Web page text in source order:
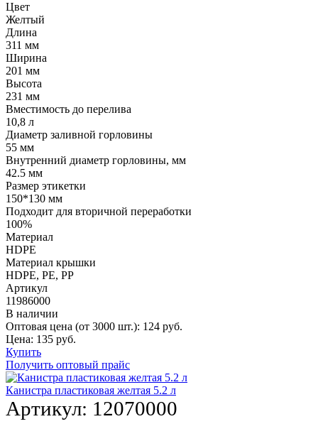
Цвет
Желтый
Длина
311 мм
Ширина
201 мм
Высота
231 мм
Вместимость до перелива
10,8 л
Диаметр заливной горловины
55 мм
Внутренний диаметр горловины, мм
42.5 мм
Размер этикетки
150*130 мм
Подходит для вторичной переработки
100%
Материал
HDPE
Материал крышки
HDPE, РE, РР
Артикул
11986000
В наличии
Оптовая цена (от 3000 шт.): 124 руб.
Цена: 135 руб.
Купить
Получить оптовый прайс
Канистра пластиковая желтая 5.2 л
Артикул: 12070000